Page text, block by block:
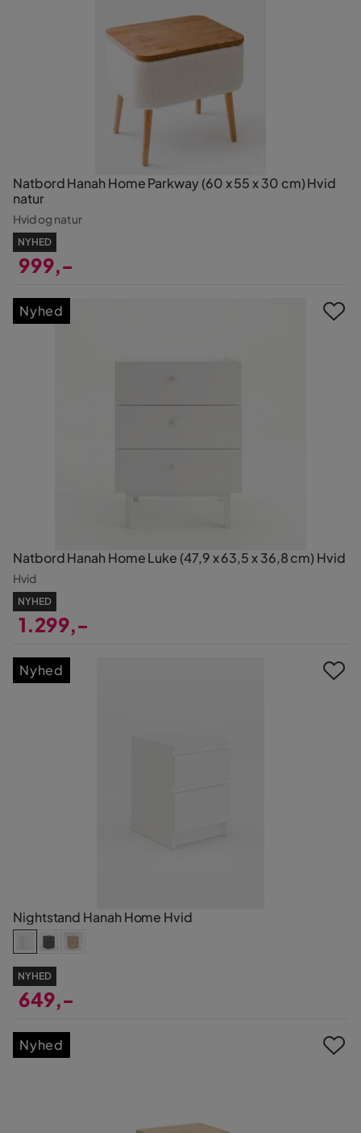
Natbord Hanah Home Parkway (60 x 55 x 30 cm) Hvid
natur
Hvid og natur
NYHED
999,-
Natbord Hanah Home Luke (47,9 x 63,5 x 36,8 cm) Hvid
Hvid
NYHED
1.299,-
Nyhed
Nightstand Hanah Home Hvid
NYHED
649,-
Nyhed
Nyhed